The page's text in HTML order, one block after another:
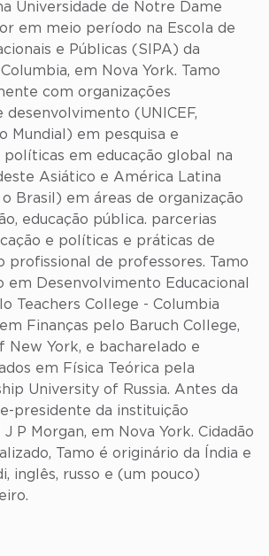
Universidade de Notre Dame
em meio período na Escola de
e Públicas (SIPA) da
em Nova York. Tamo
com organizações
desenvolvimento (UNICEF,
Mundial) em pesquisa e
em educação global na
Asiático e América Latina
Brasil) em áreas de organização
educação pública. parcerias
e políticas e práticas de
profissional de professores. Tamo
em Desenvolvimento Educacional
Teachers College - Columbia
Finanças pelo Baruch College,
New York, e bacharelado e
em Física Teórica pela
University of Russia. Antes da
presidente da instituição
P Morgan, em Nova York. Cidadão
Tamo é originário da Índia e
inglês, russo e (um pouco)